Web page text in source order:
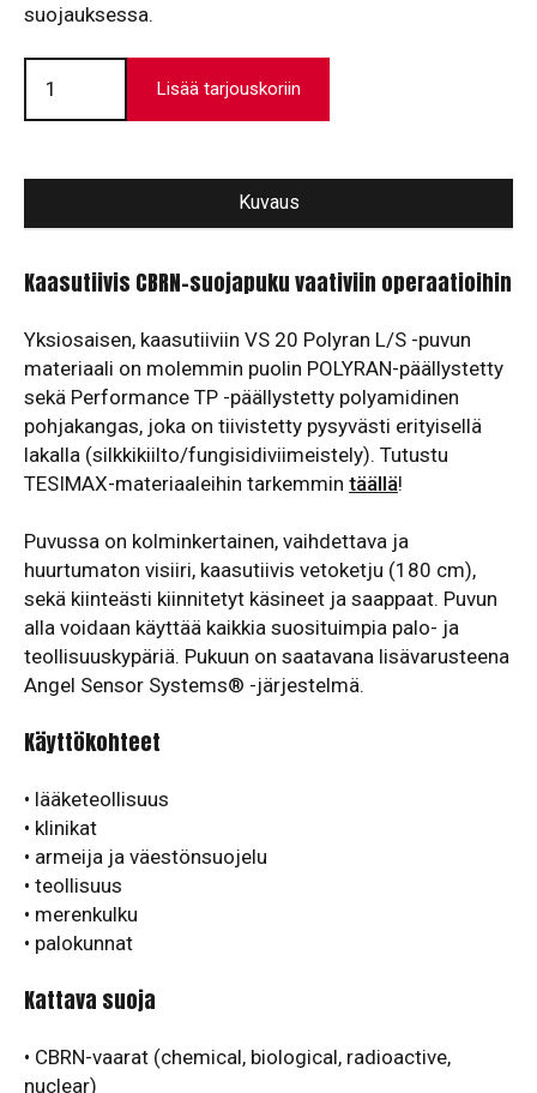
suojauksessa.
Kaasutiivis
suojapuku
20
Lisää tarjouskoriin
Kuvaus
Kaasutiivis CBRN-suojapuku vaativiin operaatioihin
Yksiosaisen, kaasutiiviin VS 20 Polyran L/S -puvun
materiaali on molemmin puolin POLYRAN-päällystetty
sekä Performance TP -päällystetty polyamidinen
pohjakangas, joka on tiivistetty pysyvästi erityisellä
lakalla (silkkikiilto/fungisidiviimeistely). Tutustu
TESIMAX-materiaaleihin tarkemmin täällä!
Puvussa on kolminkertainen, vaihdettava ja
huurtumaton visiiri, kaasutiivis vetoketju (180 cm),
sekä kiinteästi kiinnitetyt käsineet ja saappaat. Puvun
alla voidaan käyttää kaikkia suosituimpia palo- ja
teollisuuskypäriä. Pukuun on saatavana lisävarusteena
Angel Sensor Systems® -järjestelmä.
Käyttökohteet
• lääketeollisuus
• klinikat
• armeija ja väestönsuojelu
• teollisuus
• merenkulku
• palokunnat
Kattava suoja
• CBRN-vaarat (chemical, biological, radioactive,
nuclear)